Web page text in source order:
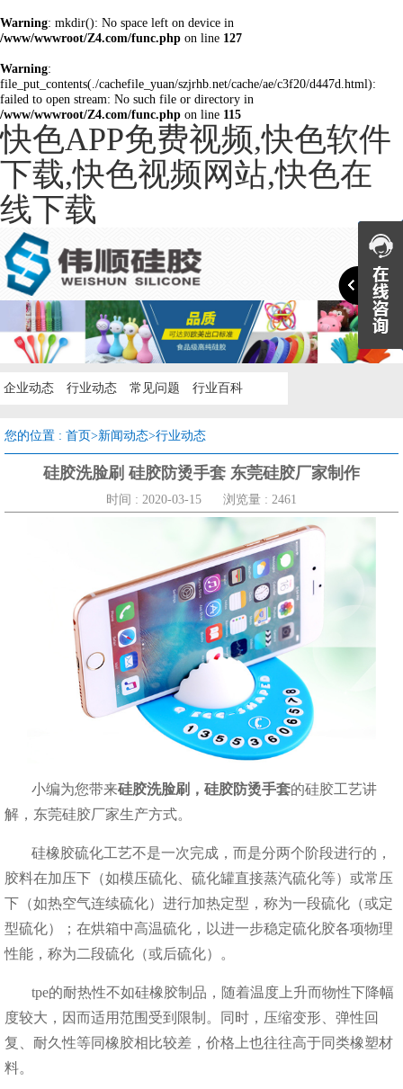
Warning: mkdir(): No space left on device in
/www/wwwroot/Z4.com/func.php on line 127
Warning:
file_put_contents(./cachefile_yuan/szjrhb.net/cache/ae/c3f20/d447d.html):
failed to open stream: No such file or directory in
/www/wwwroot/Z4.com/func.php on line 115
快色APP免费视频,快色软件
下载,快色视频网站,快色在
线下载

企业动态 行业动态 常见问题 行业百科
您的位置 : 首页>新闻动态>行业动态
硅胶洗脸刷 硅胶防烫手套 东莞硅胶厂家制作
时间 : 2020-03-15 浏览量 : 2461
小编为您带来硅胶洗脸刷，硅胶防烫手套的硅胶工艺讲
解，东莞硅胶厂家生产方式。
硅橡胶硫化工艺不是一次完成，而是分两个阶段进行的，
胶料在加压下（如模压硫化、硫化罐直接蒸汽硫化等）或常压
下（如热空气连续硫化）进行加热定型，称为一段硫化（或定
型硫化）；在烘箱中高温硫化，以进一步稳定硫化胶各项物理
性能，称为二段硫化（或后硫化）。
tpe的耐热性不如硅橡胶制品，随着温度上升而物性下降幅
度较大，因而适用范围受到限制。同时，压缩变形、弹性回
复、耐久性等同橡胶相比较差，价格上也往往高于同类橡塑材
料。